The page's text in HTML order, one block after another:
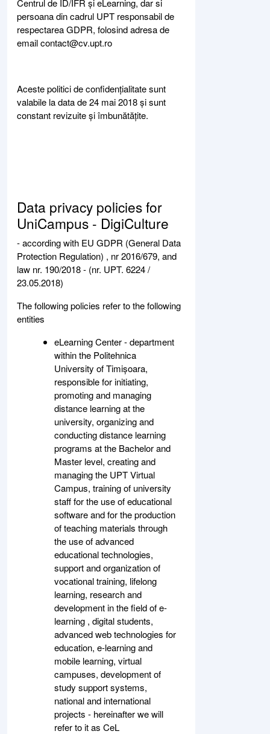
Centrul de ID/IFR și eLearning, dar si
persoana din cadrul UPT responsabil de
respectarea GDPR, folosind adresa de
email contact@cv.upt.ro
Aceste politici de confidențialitate sunt
valabile la data de 24 mai 2018 și sunt
constant revizuite și îmbunătățite.
Data privacy policies for
UniCampus - DigiCulture
- according with EU GDPR (General Data
Protection Regulation) , nr 2016/679, and
law nr. 190/2018 - (nr. UPT. 6224 /
23.05.2018)
The following policies refer to the following
entities
eLearning Center - department
within the Politehnica
University of Timișoara,
responsible for initiating,
promoting and managing
distance learning at the
university, organizing and
conducting distance learning
programs at the Bachelor and
Master level, creating and
managing the UPT Virtual
Campus, training of university
staff for the use of educational
software and for the production
of teaching materials through
the use of advanced
educational technologies,
support and organization of
vocational training, lifelong
learning, research and
development in the field of e-
learning , digital students,
advanced web technologies for
education, e-learning and
mobile learning, virtual
campuses, development of
study support systems,
national and international
projects - hereinafter we will
refer to it as CeL